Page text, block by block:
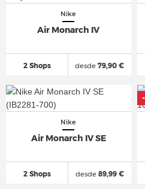
Nike
Air Monarch IV
2 Shops desde 79,90 €
Nike
Air Monarch IV SE
2 Shops desde89,99 €